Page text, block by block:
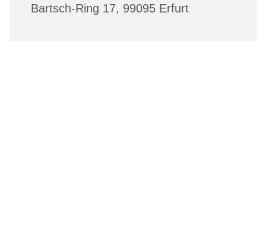
Bartsch-Ring 17, 99095 Erfurt